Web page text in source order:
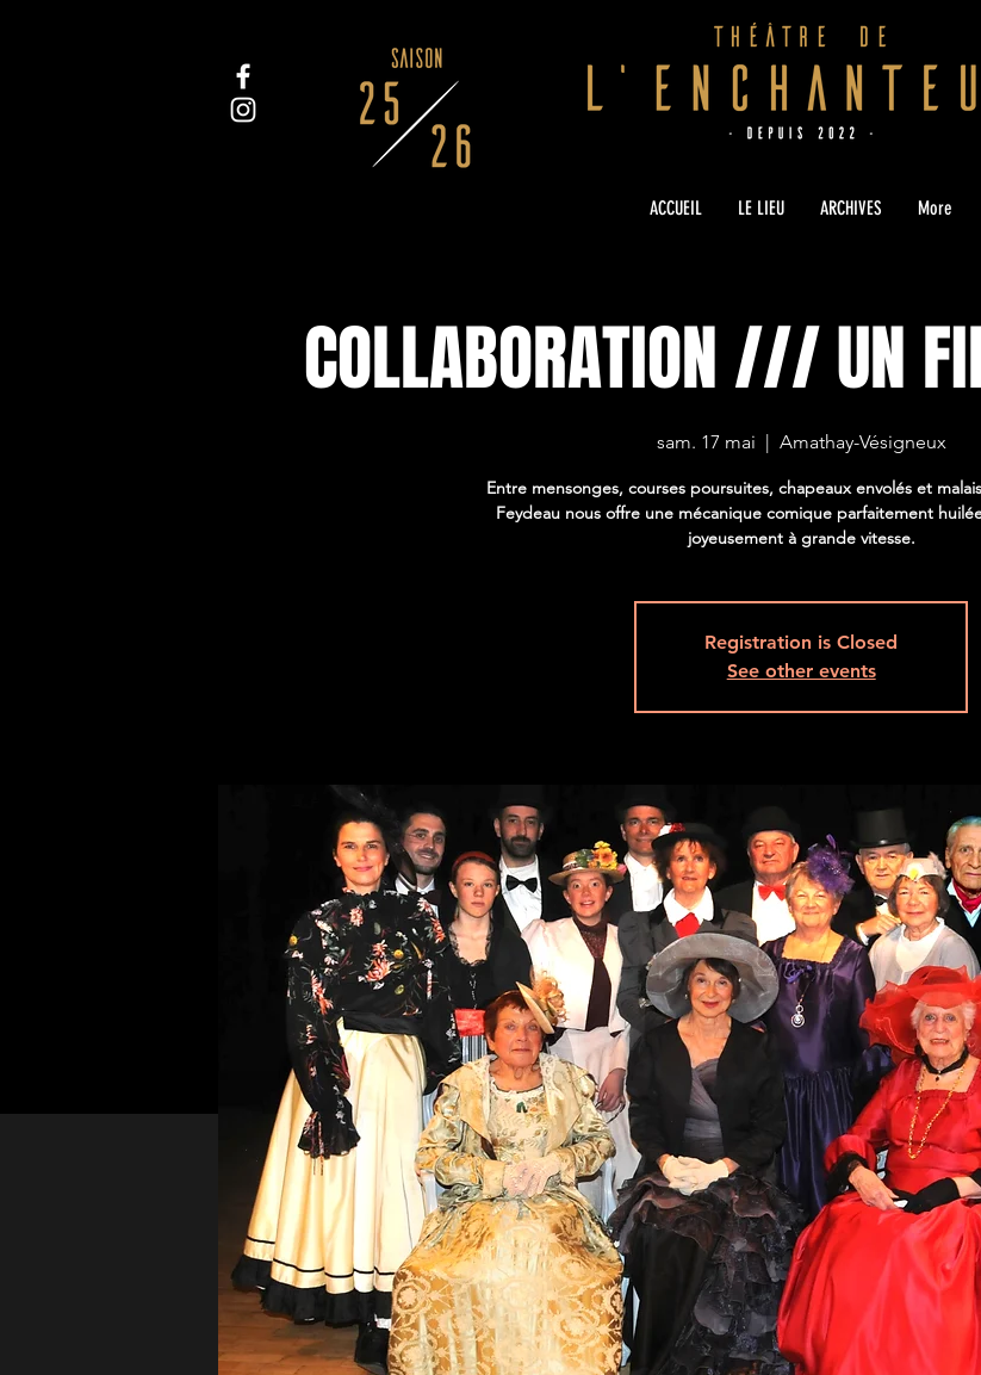
ACCUEIL LE LIEU ARCHIVES More
COLLABORATION /// UN
sam. 17 mai
  |
Amathay-Vésigneux
Entre mensonges, courses poursuites, chapeaux envolés et
Feydeau nous offre une mécanique comique parfaitement
joyeusement à grande vitesse.
Registration is Closed
See other events